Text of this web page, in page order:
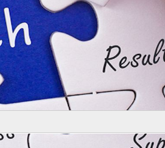
il calendario conferenze 2018-2019
Skills Professionali
Seminari immersivi di 1 WeekEnd
specifici per professionisti in vari settori
aggiornando il calendario corsi 2018-2019